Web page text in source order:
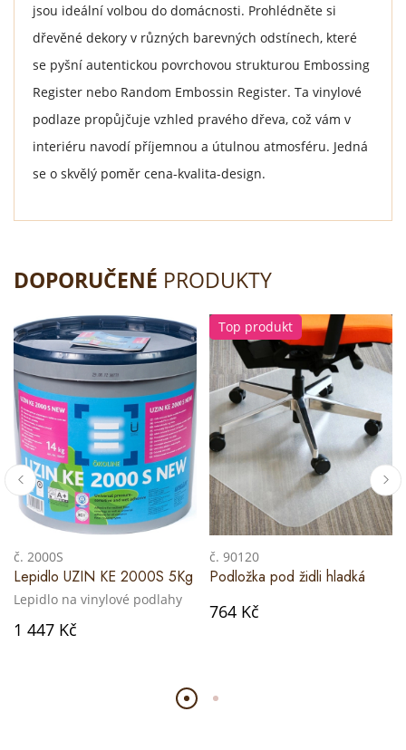
jsou ideální volbou do domácnosti. Prohlédněte si
dřevěné dekory v různých barevných odstínech, které
se pyšní autentickou povrchovou strukturou Embossing
Register nebo Random Embossin Register. Ta vinylové
podlaze propůjčuje vzhled pravého dřeva, což vám v
interiéru navodí příjemnou a útulnou atmosféru. Jedná
se o skvělý poměr cena-kvalita-design.
DOPORUČENÉ PRODUKTY
č. 2000S
Lepidlo UZIN KE 2000S 5Kg
Lepidlo na vinylové podlahy
1 447 Kč
Top produkt
č. 90120
Podložka pod židli hladká
764 Kč